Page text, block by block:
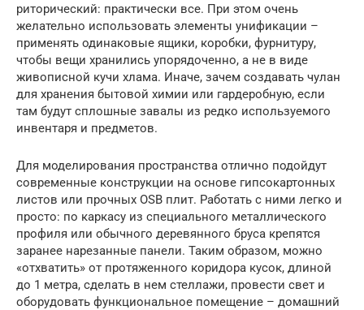
риторический: практически все. При этом очень
желательно использовать элементы унификации –
применять одинаковые ящики, коробки, фурнитуру,
чтобы вещи хранились упорядоченно, а не в виде
живописной кучи хлама. Иначе, зачем создавать чулан
для хранения бытовой химии или гардеробную, если
там будут сплошные завалы из редко используемого
инвентаря и предметов.
Для моделирования пространства отлично подойдут
современные конструкции на основе гипсокартонных
листов или прочных OSB плит. Работать с ними легко и
просто: по каркасу из специального металлического
профиля или обычного деревянного бруса крепятся
заранее нарезанные панели. Таким образом, можно
«отхватить» от протяженного коридора кусок, длиной
до 1 метра, сделать в нем стеллажи, провести свет и
оборудовать функциональное помещение – домашний